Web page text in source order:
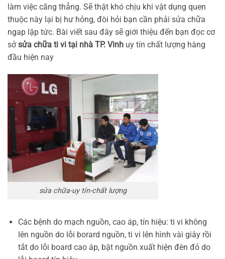
làm việc căng thẳng. Sẽ thật khó chịu khi vật dụng quen
thuộc này lại bị hư hỏng, đòi hỏi bạn cần phải sửa chữa
ngap lập tức. Bài viết sau đây sẽ giới thiệu đến bạn đọc cơ
sởsửa chữa ti vi tại nhà TP. Vinh uy tín chất lượng hàng
đầu hiện nay
sửa chữa-uy tín-chất lượng
Các bệnh do mạch nguồn, cao áp, tín hiệu: ti vi không
lên nguồn do lỗi borard nguồn, ti vi lên hình vài giây rồi
tắt do lỗi board cao áp, bật nguồn xuất hiện đèn đỏ do